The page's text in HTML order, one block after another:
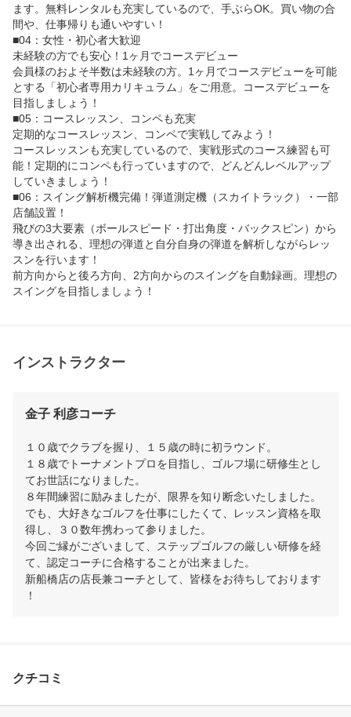
ます。無料レンタルも充実しているので、手ぶらOK。買い物の合
間や、仕事帰りも通いやすい！
■04：女性・初心者大歓迎
未経験の方でも安心！1ヶ月でコースデビュー
会員様のおよそ半数は未経験の方。1ヶ月でコースデビューを可能
とする「初心者専用カリキュラム」をご用意。コースデビューを
目指しましょう！
■05：コースレッスン、コンペも充実
定期的なコースレッスン、コンペで実戦してみよう！
コースレッスンも充実しているので、実戦形式のコース練習も可
能！定期的にコンペも行っていますので、どんどんレベルアップ
していきましょう！
■06：スイング解析機完備！弾道測定機（スカイトラック）・一部
店舗設置！
飛びの3大要素（ボールスピード・打出角度・バックスピン）から
導き出される、理想の弾道と自分自身の弾道を解析しながらレッ
スンを行います！
前方向からと後ろ方向、2方向からのスイングを自動録画。理想の
スイングを目指しましょう！
インストラクター
金子 利彦コーチ
１０歳でクラブを握り、１５歳の時に初ラウンド。
１８歳でトーナメントプロを目指し、ゴルフ場に研修生とし
てお世話になりました。
８年間練習に励みましたが、限界を知り断念いたしました。
でも、大好きなゴルフを仕事にしたくて、レッスン資格を取
得し、３０数年携わって参りました。
今回ご縁がございまして、ステップゴルフの厳しい研修を経
て、認定コーチに合格することが出来ました。
新船橋店の店長兼コーチとして、皆様をお待ちしております
クチコミ